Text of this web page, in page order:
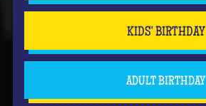
KIDS' BIRTHDAY
ADULT BIRTHDAY